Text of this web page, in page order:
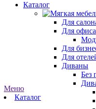
Каталог
Для
Для офиса
Для
Для
Диваны
Без
Меню
Каталог